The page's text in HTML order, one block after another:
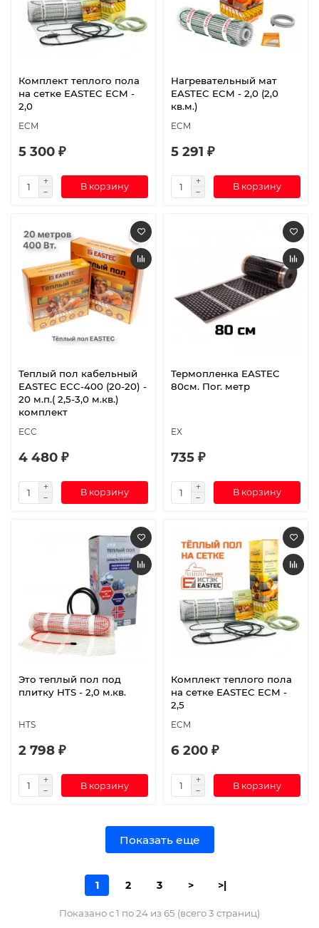
Комплект теплого пола
на сетке EASTEC ECM -
2,0
ECM
5 300 ₽
В корзину
Нагревательный мат
EASTEC ECM - 2,0 (2,0
кв.м.)
ECM
5 291 ₽
В корзину
Теплый пол кабельный
EASTEC ECC-400 (20-20) -
20 м.п.( 2,5-3,0 м.кв.)
комплект
ECC
4 480 ₽
В корзину
Термопленка EASTEC
80см. Пог. метр
EX
735 ₽
В корзину
Это теплый пол под
плитку HTS - 2,0 м.кв.
HTS
2 798 ₽
В корзину
Комплект теплого пола
на сетке EASTEC ECM -
2,5
ECM
6 200 ₽
В корзину
Показать еще
1 2 3 > >|
Показано с 1 по 24 из 65 (всего 3 страниц)